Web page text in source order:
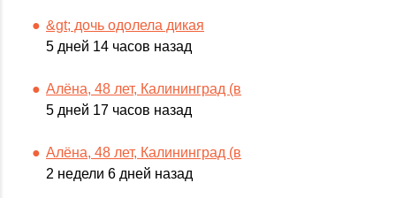
&gt; дочь одолела дикая
5 дней 14 часов назад
Алёна, 48 лет, Калининград (в
5 дней 17 часов назад
Алёна, 48 лет, Калининград (в
2 недели 6 дней назад